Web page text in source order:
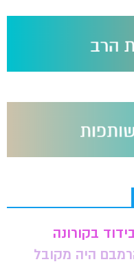
בקורונה
היה מקובל